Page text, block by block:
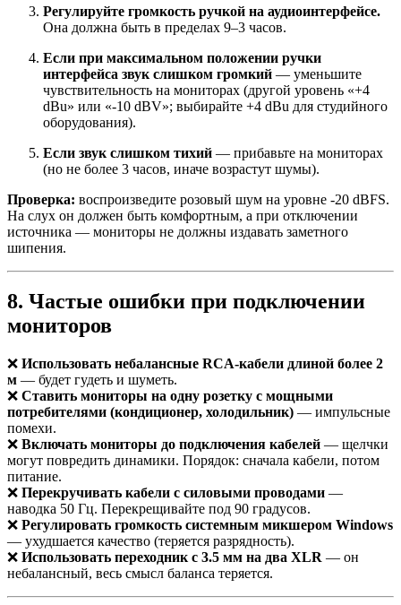
Регулируйте громкость ручкой на аудиоинтерфейсе.
Она должна быть в пределах 9–3 часов.
Если при максимальном положении ручки
интерфейса звук слишком громкий — уменьшите
чувствительность на мониторах (другой уровень «+4
dBu» или «-10 dBV»; выбирайте +4 dBu для студийного
оборудования).
Если звук слишком тихий — прибавьте на мониторах
(но не более 3 часов, иначе возрастут шумы).
Проверка: воспроизведите розовый шум на уровне -20 dBFS.
На слух он должен быть комфортным, а при отключении
источника — мониторы не должны издавать заметного
шипения.
8. Частые ошибки при подключении
мониторов
❌ Использовать небалансные RCA-кабели длиной более 2
м — будет гудеть и шуметь.
❌ Ставить мониторы на одну розетку с мощными
потребителями (кондиционер, холодильник) — импульсные
помехи.
❌ Включать мониторы до подключения кабелей — щелчки
могут повредить динамики. Порядок: сначала кабели, потом
питание.
❌ Перекручивать кабели с силовыми проводами —
наводка 50 Гц. Перекрещивайте под 90 градусов.
❌ Регулировать громкость системным микшером Windows
— ухудшается качество (теряется разрядность).
❌ Использовать переходник с 3.5 мм на два XLR — он
небалансный, весь смысл баланса теряется.